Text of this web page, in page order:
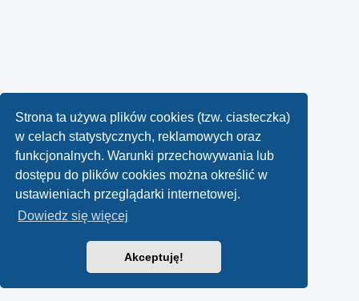
Strona ta używa plików cookies (tzw. ciasteczka)
w celach statystycznych, reklamowych oraz
funkcjonalnych. Warunki przechowywania lub
dostępu do plików cookies można określić w
ustawieniach przeglądarki internetowej.
Dowiedz się więcej
Akceptuję!